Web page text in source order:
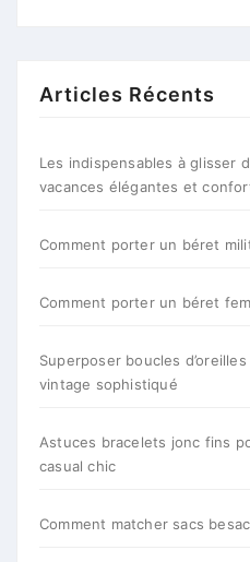
Articles Récents
Les indispensables à glisser
vacances élégantes et
Comment porter un béret
Comment porter un béret
Superposer boucles
vintage sophistiqué
Astuces bracelets jonc fins
casual chic
Comment matcher sacs